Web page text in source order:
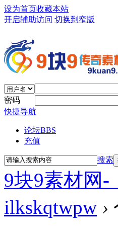
设为首页收藏本站
开启辅助访问 切换到窄版
密码
快捷导航
论坛BBS
充值
搜索
9块9素材网-
ilkskqtwpw ›